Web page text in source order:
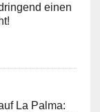
einen
La Palma: